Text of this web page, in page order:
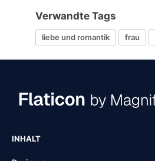
Verwandte Tags
liebe und romantik frau
INHALT